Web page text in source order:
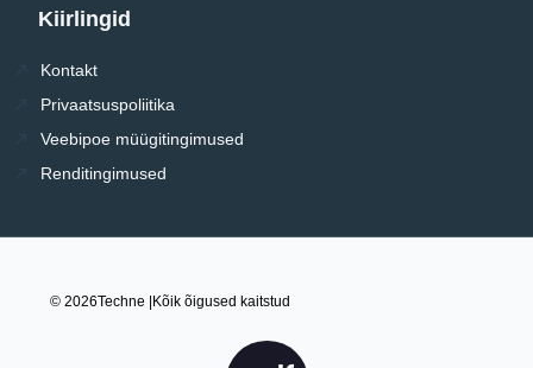
Kiirlingid
Kontakt
Privaatsuspoliitika
Veebipoe müügitingimused
Renditingimused
© 2026Techne | Kõik õigused kaitstud